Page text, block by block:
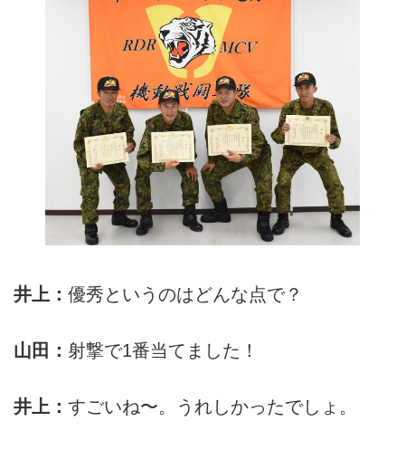
井上： 優秀というのはどんな点で？
山田： 射撃で1番当てました！
井上： すごいね〜。うれしかったでしょ。